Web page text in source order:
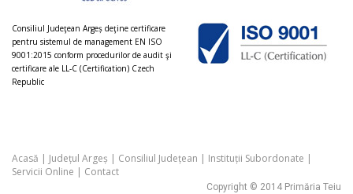
Consiliul Judeţean Argeș deţine certificare
pentru sistemul de management EN ISO
9001:2015 conform procedurilor de audit şi
certificare ale LL-C (Certification) Czech
Republic
Acasă | Județul Argeș | Consiliul Județean | Instituții Subordonate |
Servicii Online | Contact
Copyright © 2014 Primăria Teiu